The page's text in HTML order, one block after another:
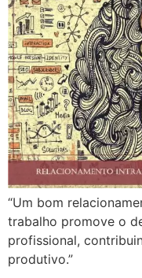
“Um bom
trabalho promove o
profissional,
produtivo.”